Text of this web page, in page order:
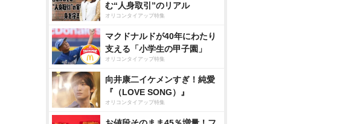
む“人身取引”のリアル
オリコンタイアップ特集
マクドナルドが40年にわたり
支える「小学生の甲子園」
オリコンタイアップ特集
向井康二イケメンすぎ！純愛
『（LOVE SONG）』
オリコンタイアップ特集